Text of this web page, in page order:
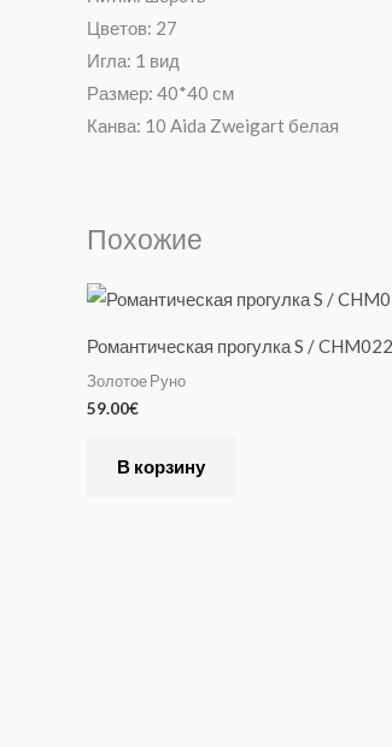
Цветов: 27
Игла: 1 вид
Размер: 40*40 см
Канва: 10 Aida Zweigart белая
Похожие
Романтическая прогулка S / CHM022
Золотое Руно
59.00€
В корзину